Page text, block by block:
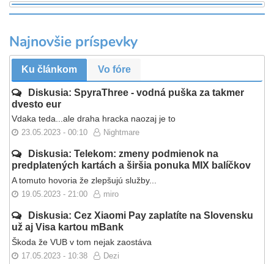
Najnovšie príspevky
Ku článkom Vo fóre
Diskusia: SpyraThree - vodná puška za takmer
dvesto eur
Vdaka teda...ale draha hracka naozaj je to
23.05.2023 - 00:10 Nightmare
Diskusia: Telekom: zmeny podmienok na
predplatených kartách a širšia ponuka MIX balíčkov
A tomuto hovoria že zlepšujú služby...
19.05.2023 - 21:00 miro
Diskusia: Cez Xiaomi Pay zaplatíte na Slovensku
už aj Visa kartou mBank
Škoda že VUB v tom nejak zaostáva
17.05.2023 - 10:38 Dezi